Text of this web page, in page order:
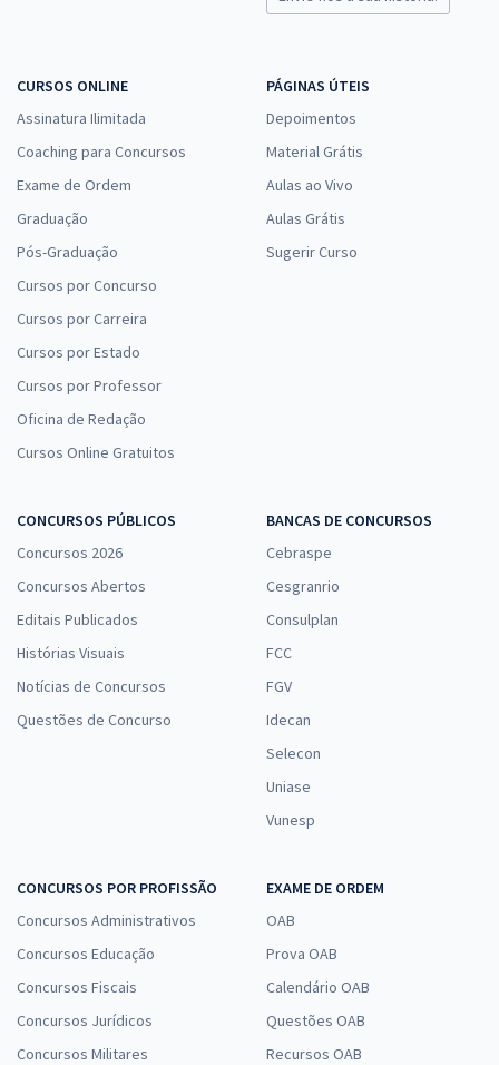
CURSOS ONLINE
Assinatura Ilimitada
Coaching para Concursos
Exame de Ordem
Graduação
Pós-Graduação
Cursos por Concurso
Cursos por Carreira
Cursos por Estado
Cursos por Professor
Oficina de Redação
Cursos Online Gratuitos
PÁGINAS ÚTEIS
Depoimentos
Material Grátis
Aulas ao Vivo
Aulas Grátis
Sugerir Curso
CONCURSOS PÚBLICOS
Concursos 2026
Concursos Abertos
Editais Publicados
Histórias Visuais
Notícias de Concursos
Questões de Concurso
BANCAS DE CONCURSOS
Cebraspe
Cesgranrio
Consulplan
FCC
FGV
Idecan
Selecon
Uniase
Vunesp
CONCURSOS POR PROFISSÃO
Concursos Administrativos
Concursos Educação
Concursos Fiscais
Concursos Jurídicos
Concursos Militares
EXAME DE ORDEM
OAB
Prova OAB
Calendário OAB
Questões OAB
Recursos OAB